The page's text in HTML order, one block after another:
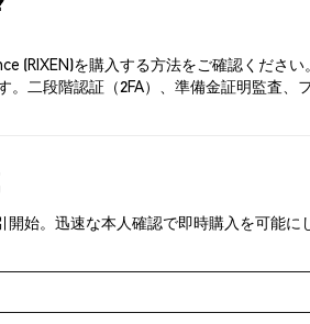
(RIXEN)を購入する方法をご確認くだ
二段階認証（2FA）、準備金証明監査
開始。迅速な本人確認で即時購入を可能